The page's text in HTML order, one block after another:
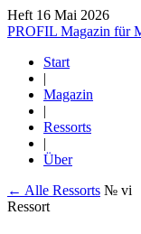
Heft 16 Mai 2026
PROFIL Magazin für
Start
|
Magazin
|
Ressorts
|
Über
← Alle Ressorts № vi
Ressort